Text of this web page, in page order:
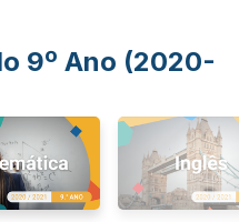
9º Ano (2020-